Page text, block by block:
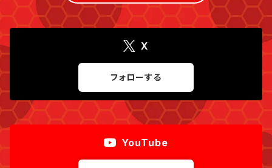
X
フォローする
YouTube